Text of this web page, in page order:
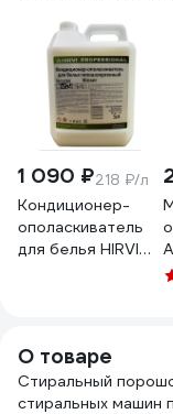
1 090 ₽218 ₽/л
Кондиционер-
ополаскиватель
для белья HIRVI
О товаре
Стиральный
стиральных машин